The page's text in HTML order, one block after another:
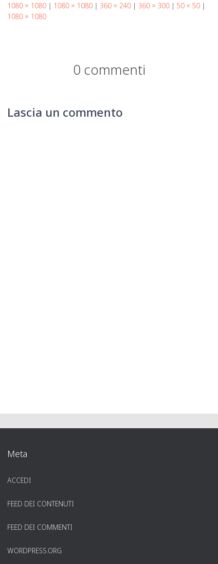
1080 × 1080 | 1080 × 1080 | 360 × 240 | 360 × 300 | 50 × 50 |
1080 × 1080
0 commenti
Lascia un commento
Meta
ACCEDI
FEED DEI CONTENUTI
FEED DEI COMMENTI
WORDPRESS.ORG